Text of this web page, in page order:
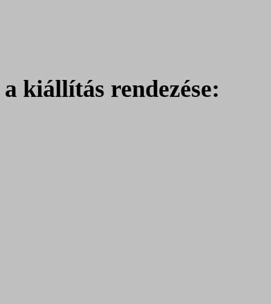
a kiállítás rendezése: